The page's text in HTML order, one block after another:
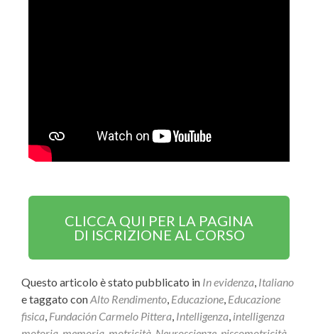
CLICCA QUI PER LA PAGINA
DI ISCRIZIONE AL CORSO
Questo articolo è stato pubblicato in In evidenza Italiano
e taggato conAlto Rendimento Educazione Educazione
fisica Fundación Carmelo Pittera Intelligenza intelligenza